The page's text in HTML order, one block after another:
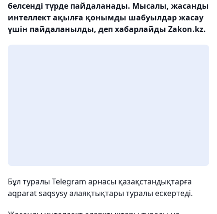
белсенді түрде пайдаланады. Мысалы, жасанды
интеллект ақылға қонымды шабуылдар жасау
үшін пайдаланылды, деп хабарлайды Zakon.kz.
Бұл туралы Telegram арнасы қазақстандықтарға
aqparat saqsysy алаяқтықтары туралы ескертеді.